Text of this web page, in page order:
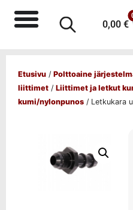
0,00 €
Etusivu / Polttoaine
liittimet / Liittimet ja letkut
kumi/nylonpunos / Letkukara